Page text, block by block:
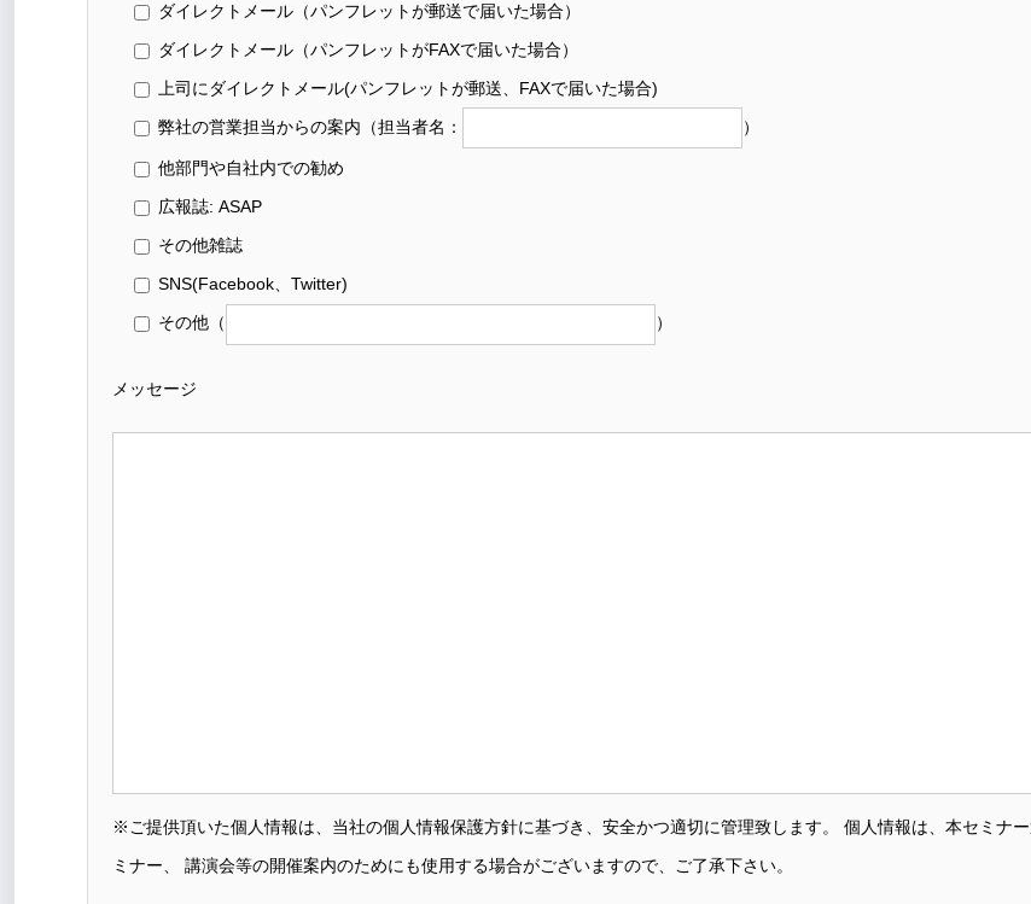
ダイレクトメール（パンフレットが郵送で届いた場合）
ダイレクトメール（パンフレットがFAXで届いた場合）
上司にダイレクトメール(パンフレットが郵送、FAXで届いた場合)
弊社の営業担当からの案内 （担当者名： ）
他部門や自社内での勧め
広報誌: ASAP
その他雑誌
SNS(Facebook、Twitter)
その他 （ ）
メッセージ
※ご提供頂いた個人情報は、当社の個人情報保護方針に基づき、安全かつ適切に管理致します。 個人情報は、本セミナ
ミナー、 講演会等の開催案内のためにも使用する場合がございますので、ご了承下さい。